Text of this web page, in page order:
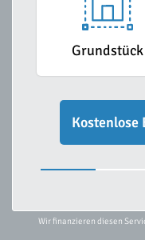
Grundstück
Kostenlose
Wir finanzieren diesen